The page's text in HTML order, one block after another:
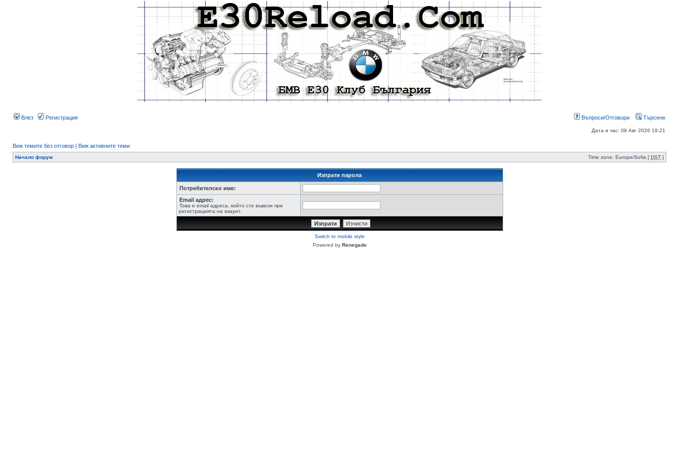
Влез Регистрация Въпроси/Отговори Търсене
Дата и час: 08 Авг 2026 19:21
Виж темите без отговор | Виж активните теми
Начало форум Time zone: Europe/Sofia [ DST ]
Изпрати парола
Потребителско име:
Email адрес:
Това е email адреса, който сте въвели при
регистрацията на акаунт.
Switch to mobile style
Powered by Renegade